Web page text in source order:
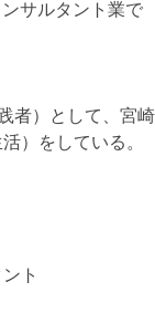
サルタント業で
者）として、宮崎
）をしている。
ト